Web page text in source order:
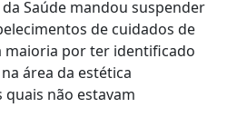
Saúde mandou suspender
de cuidados de
maioria por ter identificado
área da estética
não estavam